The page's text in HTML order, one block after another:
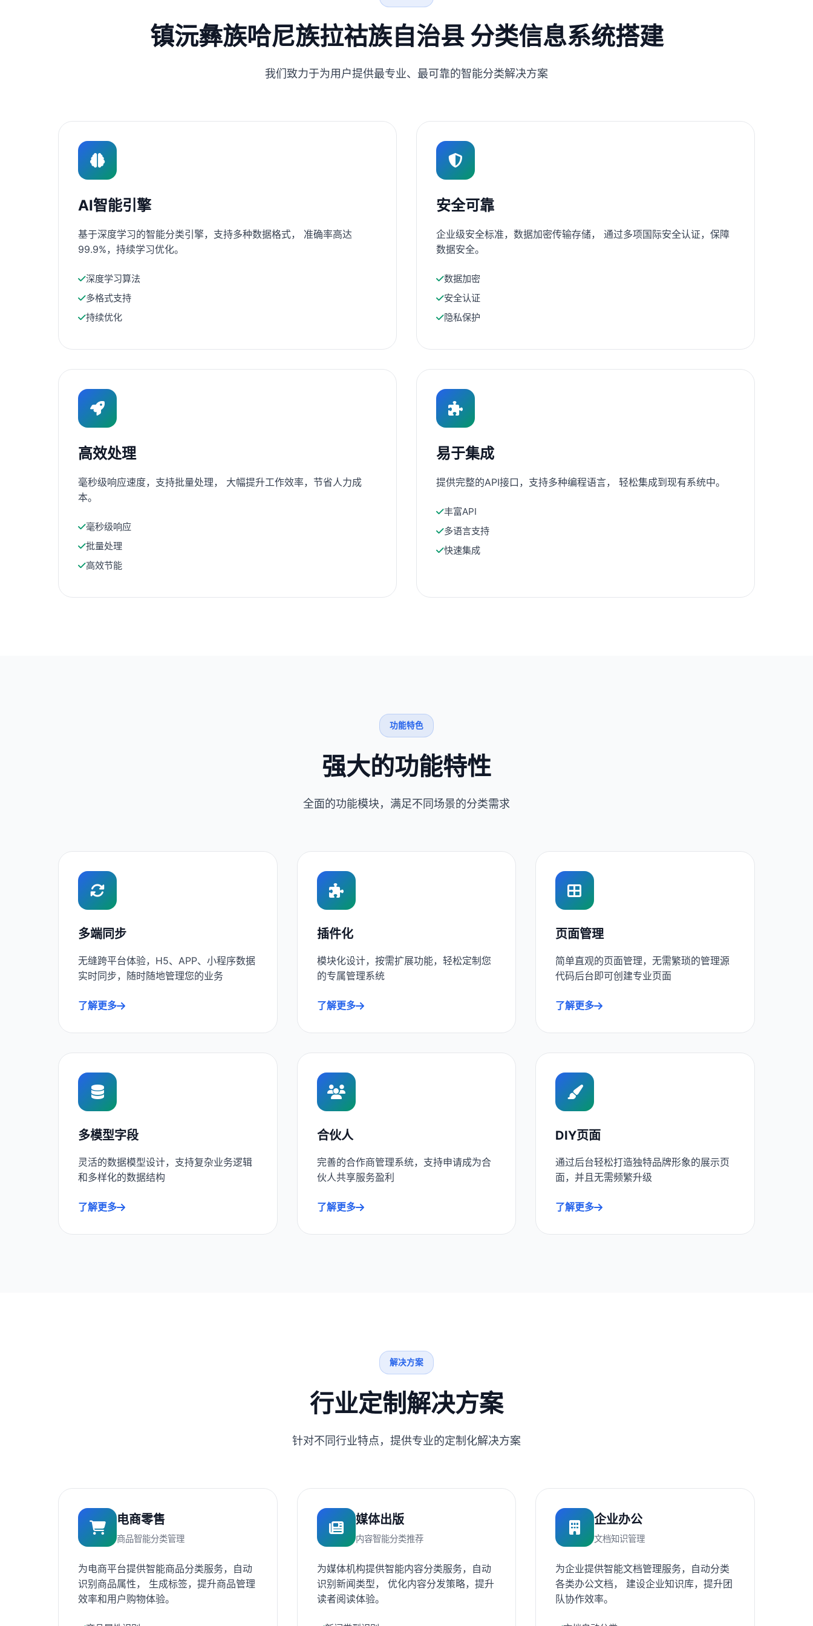
镇沅彝族哈尼族拉祜族自治县 分类信息系统搭建
我们致力于为用户提供最专业、最可靠的智能分类解决方案
AI智能引擎
基于深度学习的智能分类引擎，支持多种数据格式， 准确率高达
99.9%，持续学习优化。
深度学习算法
多格式支持
持续优化
安全可靠
企业级安全标准，数据加密传输存储， 通过多项国际安全认证，保障
数据安全。
数据加密
安全认证
隐私保护
高效处理
毫秒级响应速度，支持批量处理， 大幅提升工作效率，节省人力成
本。
毫秒级响应
批量处理
高效节能
易于集成
提供完整的API接口，支持多种编程语言， 轻松集成到现有系统中。
丰富API
多语言支持
快速集成
功能特色
强大的功能特性
全面的功能模块，满足不同场景的分类需求
多端同步
无缝跨平台体验，H5、APP、小程序数据
实时同步，随时随地管理您的业务
了解更多
插件化
模块化设计，按需扩展功能，轻松定制您
的专属管理系统
了解更多
页面管理
简单直观的页面管理，无需繁琐的管理源
代码后台即可创建专业页面
了解更多
多模型字段
灵活的数据模型设计，支持复杂业务逻辑
和多样化的数据结构
了解更多
合伙人
完善的合作商管理系统，支持申请成为合
伙人共享服务盈利
了解更多
DIY页面
通过后台轻松打造独特品牌形象的展示页
面，并且无需频繁升级
了解更多
解决方案
行业定制解决方案
针对不同行业特点，提供专业的定制化解决方案
电商零售
商品智能分类管理
为电商平台提供智能商品分类服务，自动
识别商品属性， 生成标签，提升商品管理
效率和用户购物体验。
媒体出版
内容智能分类推荐
为媒体机构提供智能内容分类服务，自动
识别新闻类型， 优化内容分发策略，提升
读者阅读体验。
企业办公
文档知识管理
为企业提供智能文档管理服务，自动分类
各类办公文档， 建设企业知识库，提升团
队协作效率。